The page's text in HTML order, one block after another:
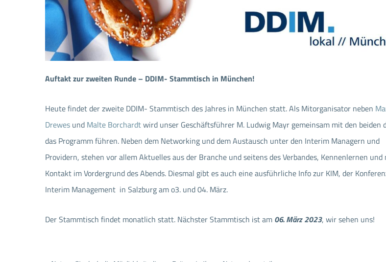
Auftakt zur zweiten Runde – DDIM- Stammtisch in München!
Heute findet der zweite DDIM- Stammtisch des Jahres in München statt. Als Mitorganisator neben
Drewes und Malte Borchardtwird unser Geschäftsführer M. Ludwig Mayr gemeinsam mit den beiden
das Programm führen. Neben dem Networking und dem Austausch unter den Interim Managern und
Providern, stehen vor allem Aktuelles aus der Branche und seitens des Verbandes, Kennenlernen und
Kontakt im Vordergrund des Abends. Diesmal gibt es auch eine ausführliche Info zur KIM, der
Interim Management in Salzburg am o3. und 04. März.
Der Stammtisch findet monatlich statt. Nächster Stammtisch ist am 06. März 2023, wir sehen uns!